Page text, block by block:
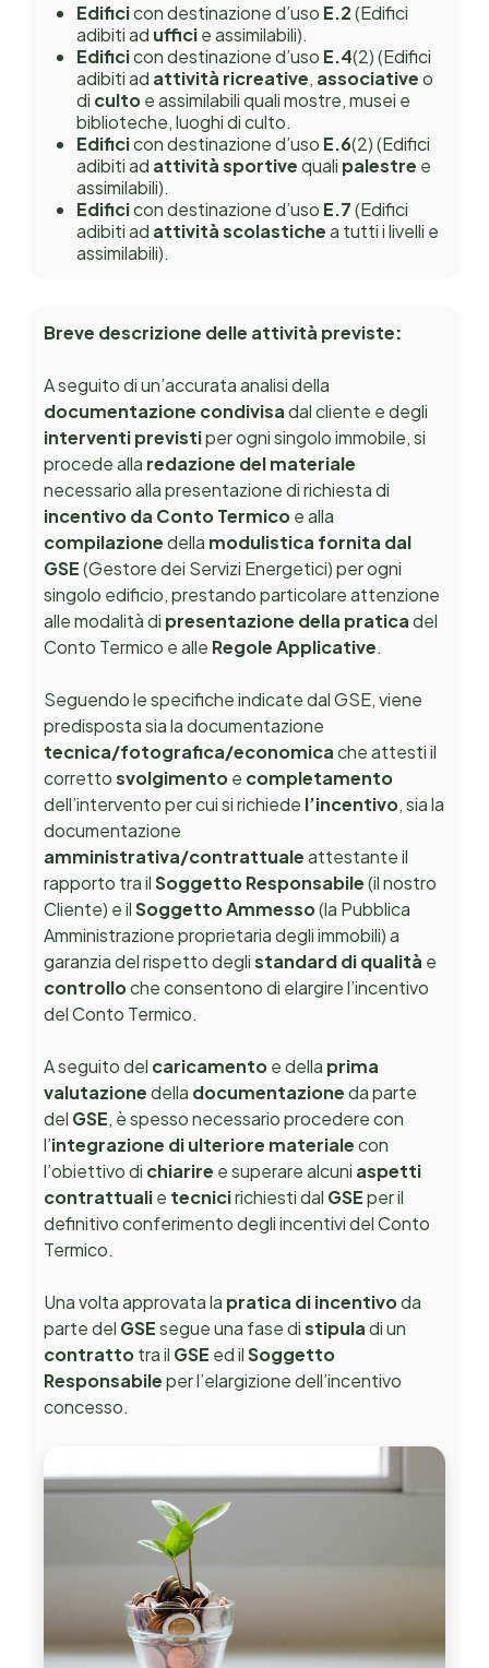
Edificicon destinazione d’uso E.2(Edifici
adibiti ad ufficie assimilabili).
Edificicon destinazione d’uso E.4(2) (Edifici
adibiti ad attività ricreative, associativeo
di cultoe assimilabili quali mostre, musei e
biblioteche, luoghi di culto.
Edificicon destinazione d’uso E.6(2) (Edifici
adibiti ad attività sportivequali palestre e
assimilabili).
Edificicon destinazione d’uso E.7(Edifici
adibiti ad attività scolastichea tutti i livelli e
assimilabili).
Breve descrizione delle attività previste:
A seguito di un’accurata analisi della
documentazione condivisadal cliente e degli
interventi previstiper ogni singolo immobile, si
procede alla redazione del materiale
necessario alla presentazione di richiesta di
incentivo da Conto Termicoe alla
compilazionedella modulistica fornita dal
GSE(Gestore dei Servizi Energetici) per ogni
singolo edificio, prestando particolare attenzione
alle modalità di presentazione della pratica del
Conto Termico e alle Regole Applicative.
Seguendo le specifiche indicate dal GSE, viene
predisposta sia la documentazione
tecnica/fotografica/economicache attesti il
correttosvolgimentoe completamento
dell’intervento per cui si richiede l’incentivo, sia la
documentazione
amministrativa/contrattualeattestante il
rapporto tra ilSoggetto Responsabile(il nostro
Cliente) e ilSoggetto Ammesso(la Pubblica
Amministrazione proprietaria degli immobili) a
garanzia del rispetto deglistandard di qualità e
controlloche consentono di elargire l’incentivo
del Conto Termico.
A seguito del caricamentoe della prima
valutazionedella documentazioneda parte
del GSE, è spesso necessario procedere con
l’integrazione di ulteriore materialecon
l’obiettivo di chiarire e superare alcuni aspetti
contrattualie tecnicirichiesti dal GSEper il
definitivo conferimento degli incentividel Conto
Termico.
Una volta approvata la pratica di incentivoda
parte del GSEsegue una fase distipuladi un
contrattotra il GSE ed ilSoggetto
Responsabileper l’elargizione dell’incentivo
concesso.